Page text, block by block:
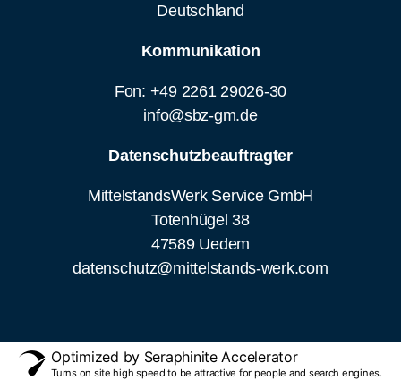
Deutschland
Kommunikation
Fon: +49 2261 29026-30
info@sbz-gm.de
Datenschutzbeauftragter
MittelstandsWerk Service GmbH
Totenhügel 38
47589 Uedem
datenschutz@mittelstands-werk.com
Optimized by Seraphinite Accelerator
Turns on site high speed to be attractive for people and search engines.